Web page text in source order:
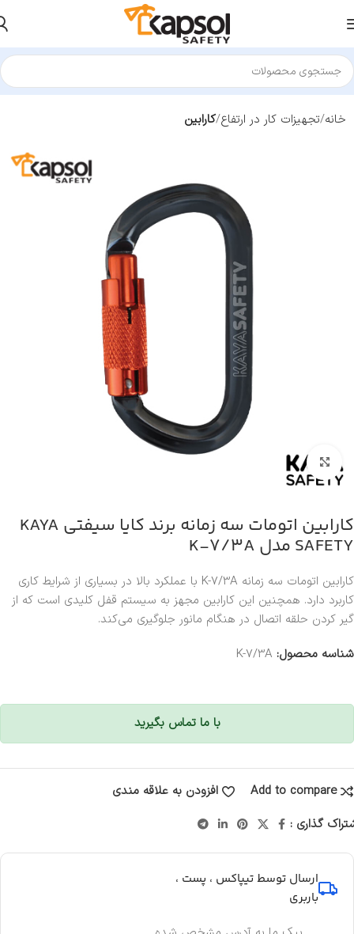
خانه تجهیزات کار در ارتفاع کارابین
بزرگنمایی تصویر
کارابین اتومات سه زمانه برند کایا سیفتی KAYA
SAFETY مدل K-7/3A
کارابین اتومات سه زمانه K-7/3A با عملکرد بالا در بسیاری از شرایط کاری
کاربرد دارد. همچنین این کارابین مجهز به سیستم قفل کلیدی است که از
گیر کردن حلقه اتصال در هنگام مانور جلوگیری می‌کند.
شناسه محصول: K-7/3A
با ما تماس بگیرید
Add to compare
افزودن به علاقه مندی
گذاری :
ارسال توسط تیپاکس ، پست ،
باربری